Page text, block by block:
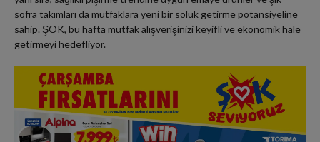
sofra takımları da mutfaklara yeni bir soluk getirme potansiyeline
sahip. ŞOK, bu hafta mutfak alışverişinizi keyifli ve ekonomik hale
getirmeyi hedefliyor.